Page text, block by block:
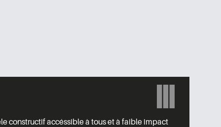
constructif accéssible à tous et à faible impact